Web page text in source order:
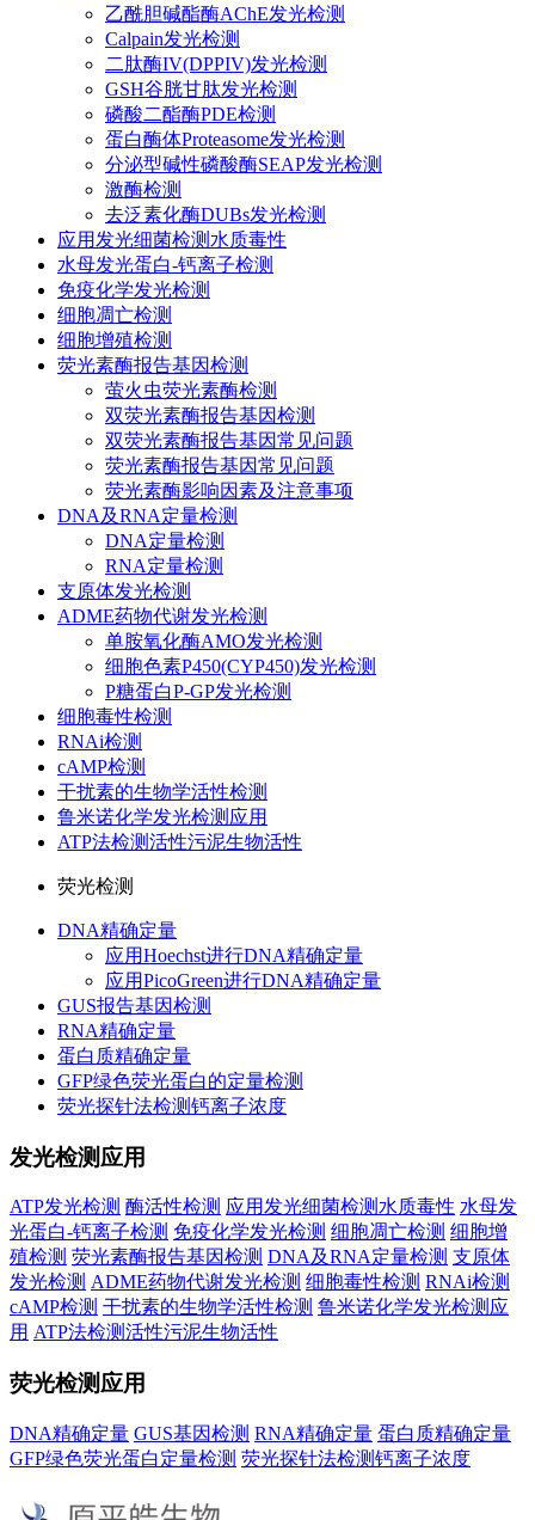
乙酰胆碱酯酶AChE发光检测
Calpain发光检测
二肽酶IV(DPPIV)发光检测
GSH谷胱甘肽发光检测
磷酸二酯酶PDE检测
蛋白酶体Proteasome发光检测
分泌型碱性磷酸酶SEAP发光检测
激酶检测
去泛素化酶DUBs发光检测
应用发光细菌检测水质毒性
水母发光蛋白-钙离子检测
免疫化学发光检测
细胞凋亡检测
细胞增殖检测
荧光素酶报告基因检测
萤火虫荧光素酶检测
双荧光素酶报告基因检测
双荧光素酶报告基因常见问题
荧光素酶报告基因常见问题
荧光素酶影响因素及注意事项
DNA及RNA定量检测
DNA定量检测
RNA定量检测
支原体发光检测
ADME药物代谢发光检测
单胺氧化酶AMO发光检测
细胞色素P450(CYP450)发光检测
P糖蛋白P-GP发光检测
细胞毒性检测
RNAi检测
cAMP检测
干扰素的生物学活性检测
鲁米诺化学发光检测应用
ATP法检测活性污泥生物活性
荧光检测
DNA精确定量
应用Hoechst进行DNA精确定量
应用PicoGreen进行DNA精确定量
GUS报告基因检测
RNA精确定量
蛋白质精确定量
GFP绿色荧光蛋白的定量检测
荧光探针法检测钙离子浓度
发光检测应用
ATP发光检测 酶活性检测 应用发光细菌检测水质毒性 水母发
光蛋白-钙离子检测 免疫化学发光检测 细胞凋亡检测 细胞增
殖检测 荧光素酶报告基因检测 DNA及RNA定量检测 支原体
发光检测 ADME药物代谢发光检测 细胞毒性检测 RNAi检测
cAMP检测 干扰素的生物学活性检测 鲁米诺化学发光检测应
用 ATP法检测活性污泥生物活性
荧光检测应用
DNA精确定量 GUS基因检测 RNA精确定量 蛋白质精确定量
GFP绿色荧光蛋白定量检测 荧光探针法检测钙离子浓度